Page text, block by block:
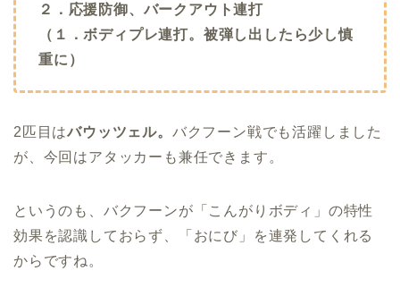
２．応援防御、バークアウト連打
（１．ボディプレ連打。被弾し出したら少し慎
重に）
2匹目はバウッツェル。 バクフーン戦でも活躍しました
が、今回はアタッカーも兼任できます。
というのも、バクフーンが「こんがりボディ」の特性
効果を認識しておらず、「おにび」を連発してくれる
からですね。